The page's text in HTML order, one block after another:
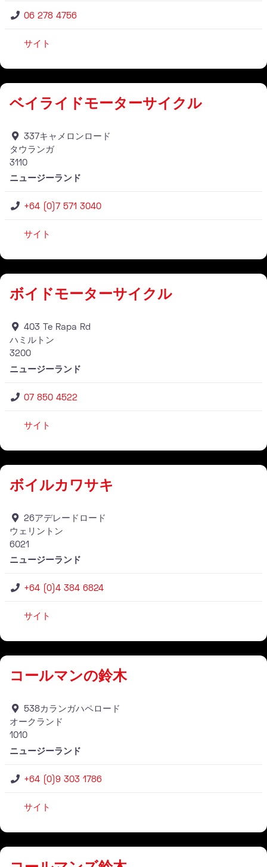
06 278 4756
サイト
ベイライドモーターサイクル
337キャメロンロード
タウランガ
3110
ニュージーランド
+64 (0)7 571 3040
サイト
ボイドモーターサイクル
403 Te Rapa Rd
ハミルトン
3200
ニュージーランド
07 850 4522
サイト
ボイルカワサキ
26アデレードロード
ウェリントン
6021
ニュージーランド
+64 (0)4 384 6824
サイト
コールマンの鈴木
538カランガハペロード
オークランド
1010
ニュージーランド
+64 (0)9 303 1786
サイト